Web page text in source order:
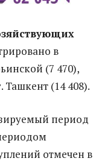
в
(7 470),
Ташкент (14 408).
период
отмечен в